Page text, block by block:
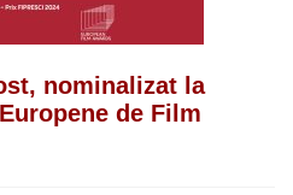
nominalizat la
de Film